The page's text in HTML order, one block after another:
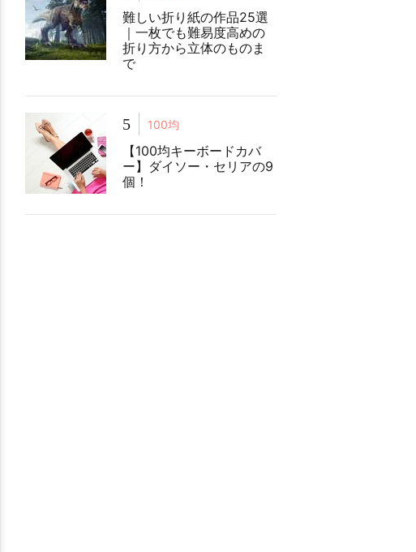
難しい折り紙の作品25選
｜一枚でも難易度高めの
折り方から立体のものま
で
5 100均
【100均キーボードカバ
ー】ダイソー・セリアの9
個！